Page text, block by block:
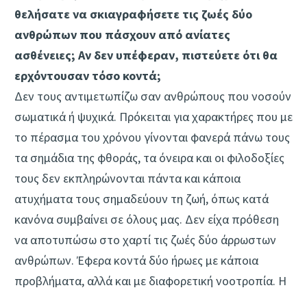
θελήσατε να σκιαγραφήσετε τις ζωές δύο
ανθρώπων που πάσχουν από ανίατες
ασθένειες; Αν δεν υπέφεραν, πιστεύετε ότι θα
ερχόντουσαν τόσο κοντά;
Δεν τους αντιμετωπίζω σαν ανθρώπους που νοσούν
σωματικά ή ψυχικά. Πρόκειται για χαρακτήρες που με
το πέρασμα του χρόνου γίνονται φανερά πάνω τους
τα σημάδια της φθοράς, τα όνειρα και οι φιλοδοξίες
τους δεν εκπληρώνονται πάντα και κάποια
ατυχήματα τους σημαδεύουν τη ζωή, όπως κατά
κανόνα συμβαίνει σε όλους μας. Δεν είχα πρόθεση
να αποτυπώσω στο χαρτί τις ζωές δύο άρρωστων
ανθρώπων. Έφερα κοντά δύο ήρωες με κάποια
προβλήματα, αλλά και με διαφορετική νοοτροπία. Η